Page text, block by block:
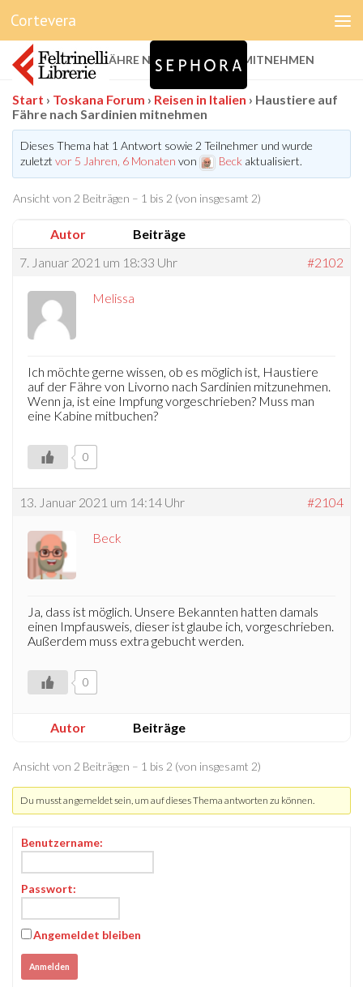
Unter dem Inhalt
Cortevera
HAUSTIERE AUF FÄHRE NACH SARDINIEN MITNEHMEN
Start › Toskana Forum › Reisen in Italien › Haustiere auf
Fähre nach Sardinien mitnehmen
Dieses Thema hat 1 Antwort sowie 2 Teilnehmer und wurde
zuletztvor 5 Jahren, 6 Monaten von Beck aktualisiert.
Ansicht von 2 Beiträgen – 1 bis 2 (von insgesamt 2)
Autor
Beiträge
7. Januar 2021 um 18:33 Uhr
#2102
Melissa
Ich möchte gerne wissen, ob es möglich ist, Haustiere
auf der Fähre von Livorno nach Sardinien mitzunehmen.
Wenn ja, ist eine Impfung vorgeschrieben? Muss man
eine Kabine mitbuchen?
0
13. Januar 2021 um 14:14 Uhr #2104
Beck
Ja, dass ist möglich. Unsere Bekannten hatten damals
einen Impfausweis, dieser ist glaube ich, vorgeschrieben.
Außerdem muss extra gebucht werden.
0
Autor Beiträge
Ansicht von 2 Beiträgen – 1 bis 2 (von insgesamt 2)
Du musst angemeldet sein, um auf dieses Thema antworten zu können.
Benutzername:
Passwort:
Angemeldet bleiben
Anmelden